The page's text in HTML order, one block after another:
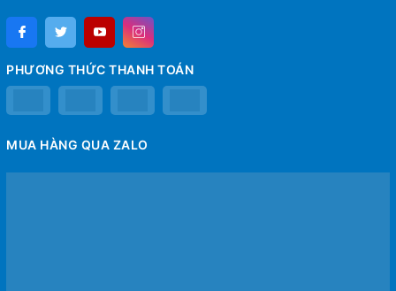
PHƯƠNG THỨC THANH TOÁN
MUA HÀNG QUA ZALO